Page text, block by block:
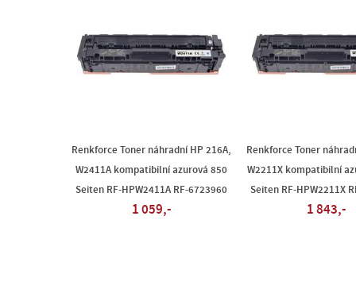
Renkforce Toner náhradní HP 216A,
W2411A kompatibilní azurová 850
Seiten RF-HPW2411A RF-6723960
1 059,-
Renkforce Toner
W2211X kompatibilní
Seiten RF-HPW2211X
1 843,-